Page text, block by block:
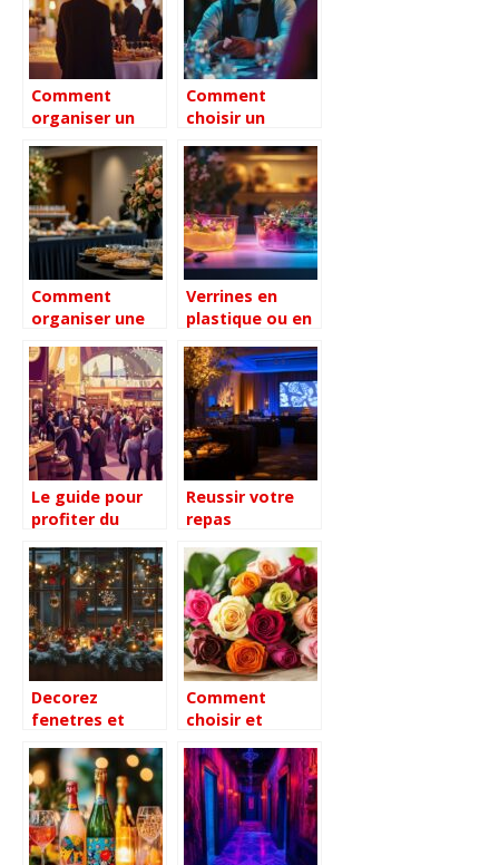
Comment
organiser un
d’entreprise à
Paris avec une
approche sur
mesure
Comment
choisir un
Rhône-Alpes
pour un
événement
inoubliable
Comment
organiser une
réception pour
les funérailles
avec dignité
Verrines en
plastique ou en
impacts sur
votre bien-être
Le guide pour
profiter du
Vignerons
Indépendants :
comment
dénicher les
trésors des
petits domaines
Reussir votre
repas
les secrets d’un
traiteur
professionnel
experimente
Decorez
fenetres et
Noel : 10
secrets de
professionnels
pour enchanter
vos clients
Comment
choisir et
livraisons de
roses pour
chaque
occasion ?